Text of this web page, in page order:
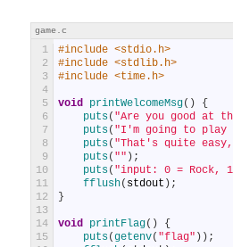
game.c
1
2
3
4
5
6
7
8
9
10
11
12
13
14
15
#include <stdio.h>
#include <stdlib.h>
#include <time.h>
void printWelcomeMsg( )
{
puts( "Are you good at
puts( "I'm going to play
puts( "That's quite
puts( "" ) ;
puts( "input: 0 = Rock,
fflush( stdout ) ;
}
void printFlag( )
{
puts(getenv( "flag" ) ) ;